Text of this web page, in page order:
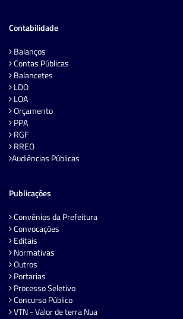
Contabilidade
Balanços
Contas Públicas
Balancetes
LDO
LOA
Orçamento
PPA
RGF
RREO
Audiências Públicas
Publicações
Convênios da Prefeitura
Convocações
Editais
Normativas
Outros
Portarias
Processo Seletivo
Concurso Público
VTN - Valor de terra Nua